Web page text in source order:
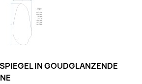
IN GOUDGLANZENDE